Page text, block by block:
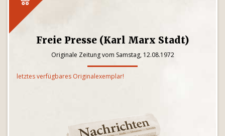
Freie Presse (Karl Marx Stadt)
Originale Zeitung vom Samstag, 12.08.1972
letztes verfügbares Originalexemplar!